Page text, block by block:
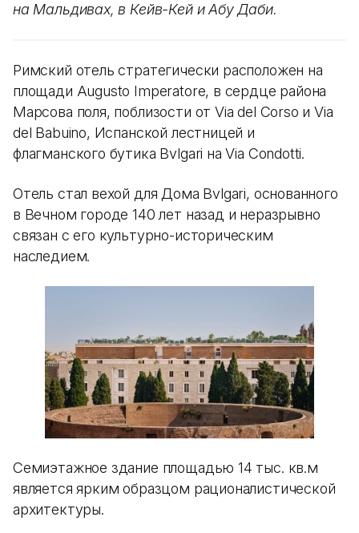
на Мальдивах, в Кейв-Кей и Абу Даби.
Римский отель стратегически расположен на
площади Augusto Imperatore, в сердце района
Марсова поля, поблизости от Via del Corso и Via
del Babuino, Испанской лестницей и
флагманского бутика Bvlgari на Via Condotti.
Отель стал вехой для Дома Bvlgari, основанного
в Вечном городе 140 лет назад и неразрывно
связан с его культурно-историческим
наследием.
Семиэтажное здание площадью 14 тыс. кв.м
является ярким образцом рационалистической
архитектуры.